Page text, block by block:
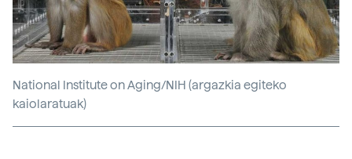
National Institute on Aging/NIH (argazkia egiteko
kaiolaratuak)